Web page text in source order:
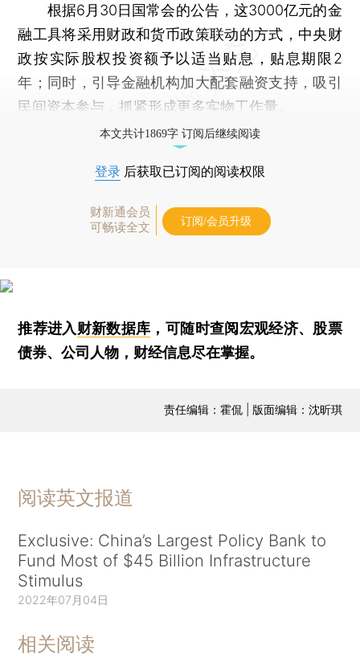
根据6月30日国常会的公告，这3000亿元的金
融工具将采用财政和货币政策联动的方式，中央财
政按实际股权投资额予以适当贴息，贴息期限2
年；同时，引导金融机构加大配套融资支持，吸引
民间资本参与，抓紧形成更多实物工作量。
本文共计1869字 订阅后继续阅读
登录 后获取已订阅的阅读权限
财新通会员
可畅读全文
订阅/会员升级
推荐进入财新数据库 ，可随时查阅宏观经济、股票
债券、公司人物，财经信息尽在掌握。
责任编辑：霍侃 | 版面编辑：沈昕琪
阅读英文报道
Exclusive: China’s Largest Policy Bank to
Fund Most of $45 Billion Infrastructure
Stimulus
2022年07月04日
相关阅读